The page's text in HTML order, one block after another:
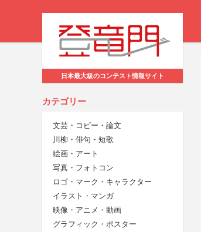
日本最大級のコンテスト情報サイト
カテゴリー
文芸・コピー・論文
川柳・俳句・短歌
絵画・アート
写真・フォトコン
ロゴ・マーク・キャラクター
イラスト・マンガ
映像・アニメ・動画
グラフィック・ポスター